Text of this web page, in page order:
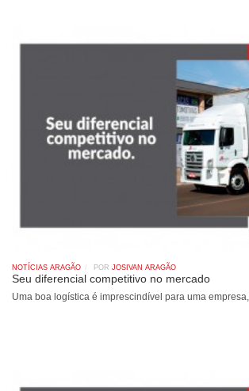
NOTÍCIAS ARAGÃO POR JOSIVAN ARAGÃO
Seu diferencial competitivo no mercado
Uma boa logística é imprescindível para uma